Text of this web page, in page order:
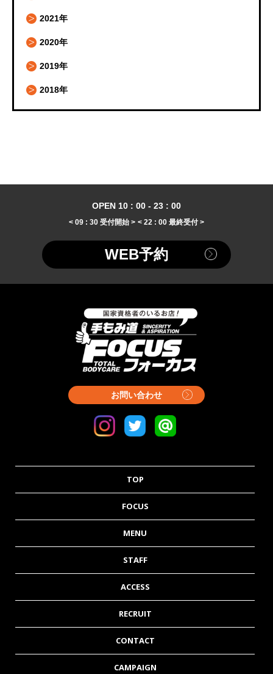
2021年
2020年
2019年
2018年
OPEN 10 : 00 - 23 : 00
< 09 : 30 受付開始 > < 22 : 00 最終受付 >
WEB予約
お問い合わせ
TOP
FOCUS
MENU
STAFF
ACCESS
RECRUIT
CONTACT
CAMPAIGN